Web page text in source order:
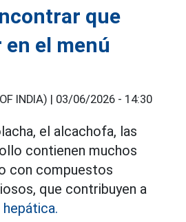
que
el menú
INDIA) | 03/06/2026 - 14:30
el alcachofa, las
contienen muchos
con compuestos
que contribuyen a
hepática.